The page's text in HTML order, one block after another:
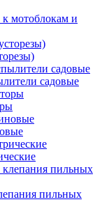
к мотоблокам и
садовые
пильных